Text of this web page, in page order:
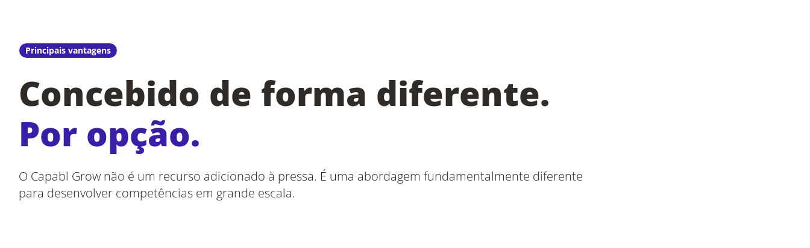
Principais vantagens
Concebido de forma diferente.
Por opção.
O Capabl Grow não é um recurso adicionado à pressa. É uma abordagem fundamentalmente diferente
para desenvolver competências em grande escala.